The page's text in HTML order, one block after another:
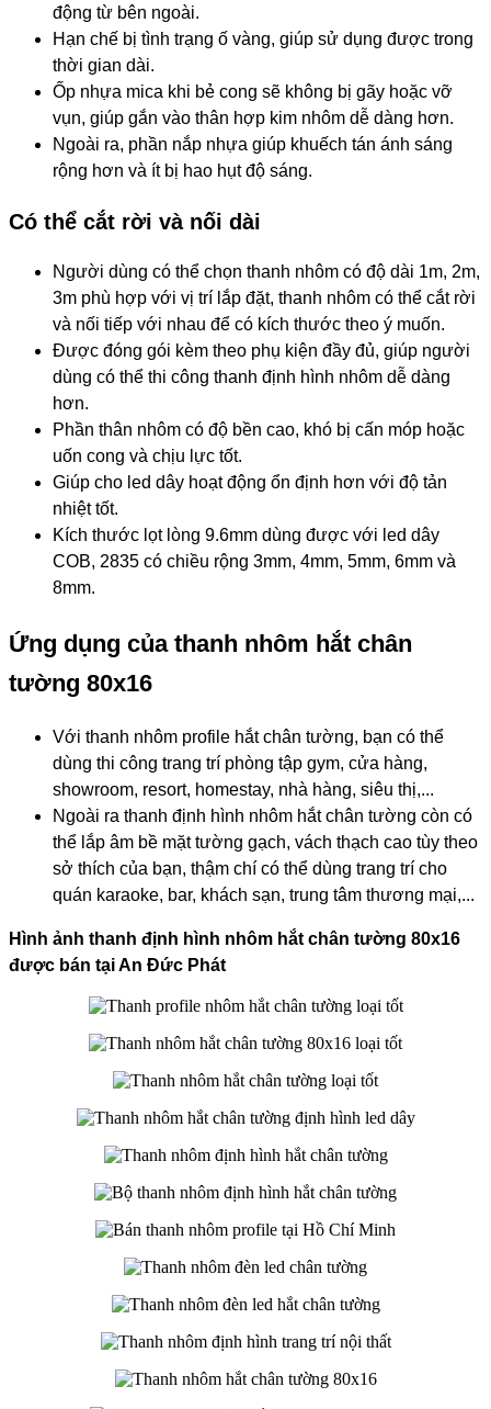
động từ bên ngoài.
Hạn chế bị tình trạng ố vàng, giúp sử dụng được trong
thời gian dài.
Ốp nhựa mica khi bẻ cong sẽ không bị gãy hoặc vỡ
vụn, giúp gắn vào thân hợp kim nhôm dễ dàng hơn.
Ngoài ra, phần nắp nhựa giúp khuếch tán ánh sáng
rộng hơn và ít bị hao hụt độ sáng.
Có thể cắt rời và nối dài
Người dùng có thể chọn thanh nhôm có độ dài 1m, 2m,
3m phù hợp với vị trí lắp đặt, thanh nhôm có thể cắt rời
và nối tiếp với nhau để có kích thước theo ý muốn.
Được đóng gói kèm theo phụ kiện đầy đủ, giúp người
dùng có thể thi công thanh định hình nhôm dễ dàng
hơn.
Phần thân nhôm có độ bền cao, khó bị cấn móp hoặc
uốn cong và chịu lực tốt.
Giúp cho led dây hoạt động ổn định hơn với độ tản
nhiệt tốt.
Kích thước lọt lòng 9.6mm dùng được với led dây
COB, 2835 có chiều rộng 3mm, 4mm, 5mm, 6mm và
8mm.
Ứng dụng của thanh nhôm hắt chân
tường 80x16
Với thanh nhôm profile hắt chân tường, bạn có thể
dùng thi công trang trí phòng tập gym, cửa hàng,
showroom, resort, homestay, nhà hàng, siêu thị,...
Ngoài ra thanh định hình nhôm hắt chân tường còn có
thể lắp âm bề mặt tường gạch, vách thạch cao tùy theo
sở thích của bạn, thậm chí có thể dùng trang trí cho
quán karaoke, bar, khách sạn, trung tâm thương mại,...
​Hình ảnh thanh định hình nhôm hắt chân tường 80x16
được bán tại An Đức Phát